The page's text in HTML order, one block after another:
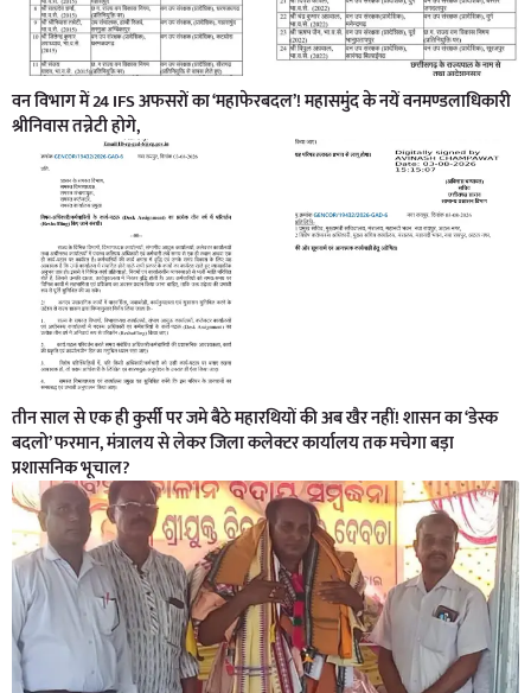
वन विभाग में 24 IFS अफसरों का ‘महाफेरबदल’! महासमुंद के नयें वनमण्डलाधिकारी
श्रीनिवास तन्नेटी होगे,
तीन साल से एक ही कुर्सी पर जमे बैठे महारथियों की अब खैर नहीं! शासन का ‘डेस्क
बदलो’ फरमान, मंत्रालय से लेकर जिला कलेक्टर कार्यालय तक मचेगा बड़ा
प्रशासनिक भूचाल?